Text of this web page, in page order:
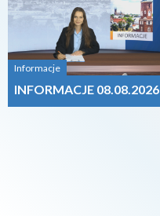
Informacje
INFORMACJE 08.08.2026